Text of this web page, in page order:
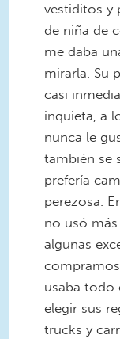
vestiditos y
de niña de
me daba
mirarla. Su
casi
inquieta, a
nunca le
también se
prefería
perezosa.
no usó
algunas
usaba todo
elegir sus
trucks y